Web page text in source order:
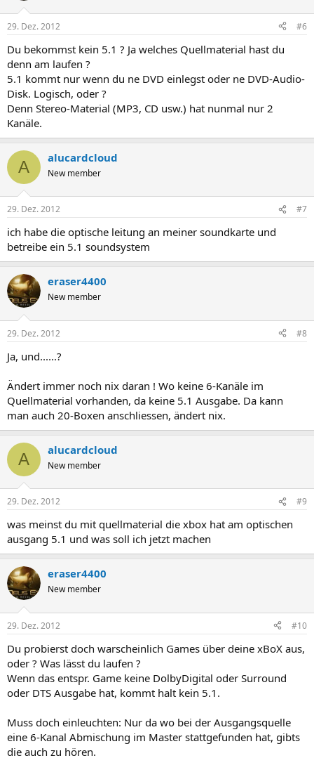
29. Dez. 2012 #6
Du bekommst kein 5.1 ? Ja welches Quellmaterial hast du
denn am laufen ?
5.1 kommt nur wenn du ne DVD einlegst oder ne DVD-Audio-
Disk. Logisch, oder ?
Denn Stereo-Material (MP3, CD usw.) hat nunmal nur 2
Kanäle.
A alucardcloud
New member
29. Dez. 2012 #7
ich habe die optische leitung an meiner soundkarte und
betreibe ein 5.1 soundsystem
eraser4400
New member
29. Dez. 2012 #8
Ja, und......?
Ändert immer noch nix daran ! Wo keine 6-Kanäle im
Quellmaterial vorhanden, da keine 5.1 Ausgabe. Da kann
man auch 20-Boxen anschliessen, ändert nix.
A alucardcloud
New member
29. Dez. 2012 #9
was meinst du mit quellmaterial die xbox hat am optischen
ausgang 5.1 und was soll ich jetzt machen
eraser4400
New member
29. Dez. 2012 #10
Du probierst doch warscheinlich Games über deine xBoX aus,
oder ? Was lässt du laufen ?
Wenn das entspr. Game keine DolbyDigital oder Surround
oder DTS Ausgabe hat, kommt halt kein 5.1.
Muss doch einleuchten: Nur da wo bei der Ausgangsquelle
eine 6-Kanal Abmischung im Master stattgefunden hat, gibts
die auch zu hören.